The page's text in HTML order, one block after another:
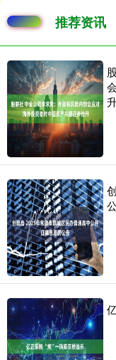
推荐资讯